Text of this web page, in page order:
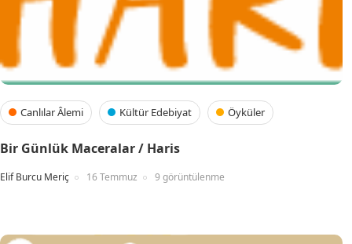
Canlılar Âlemi Kültür Edebiyat Öyküler
Bir Günlük Maceralar / Haris
Elif Burcu Meriç 16 Temmuz 9 görüntülenme